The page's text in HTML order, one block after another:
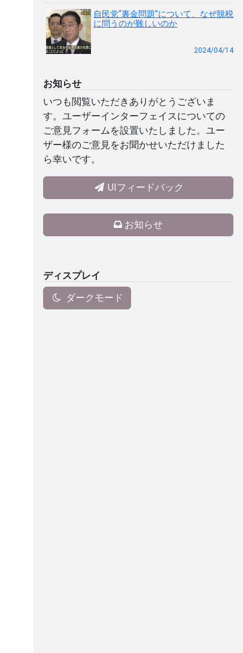
自民党“裏金問題”について、なぜ脱税
に問うのが難しいのか
2024/04/14
お知らせ
いつも閲覧いただきありがとうございま
す。ユーザーインターフェイスについての
ご意見フォームを設置いたしました。ユー
ザー様のご意見をお聞かせいただけました
ら幸いです。
UIフィードバック
お知らせ
ディスプレイ
ダークモード